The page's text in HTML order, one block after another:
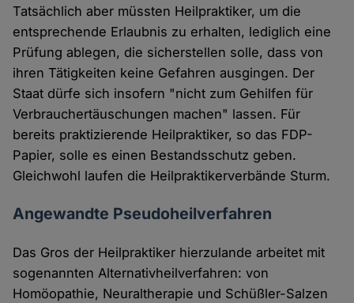
Tatsächlich aber müssten Heilpraktiker, um die
entsprechende Erlaubnis zu erhalten, lediglich eine
Prüfung ablegen, die sicherstellen solle, dass von
ihren Tätigkeiten keine Gefahren ausgingen. Der
Staat dürfe sich insofern "nicht zum Gehilfen für
Verbrauchertäuschungen machen" lassen. Für
bereits praktizierende Heilpraktiker, so das FDP-
Papier, solle es einen Bestandsschutz geben.
Gleichwohl laufen die Heilpraktikerverbände Sturm.
Angewandte Pseudoheilverfahren
Das Gros der Heilpraktiker hierzulande arbeitet mit
sogenannten Alternativheilverfahren: von
Homöopathie, Neuraltherapie und Schüßler-Salzen